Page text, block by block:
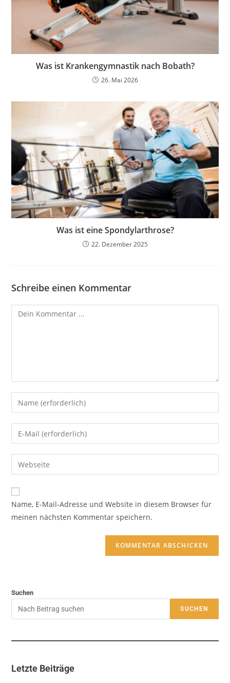
Was ist Krankengymnastik nach Bobath?
26. Mai 2026
Was ist eine Spondylarthrose?
22. Dezember 2025
Schreibe einen Kommentar
Name, E-Mail-Adresse und Website in diesem Browser für
meinen nächsten Kommentar speichern.
Suchen
SUCHEN
Letzte Beiträge